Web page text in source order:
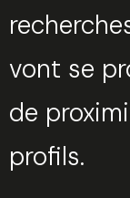
vont se
de
profils.